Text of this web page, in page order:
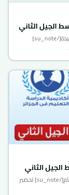
الجيل الثاني
[su_note note_color=”#53defb”]تحضير نص ولي التلميذة[/su_note]
الثاني
[su_note note_color=”#53defb”]تحضير نص فرحة العام[/su_note] تحضير